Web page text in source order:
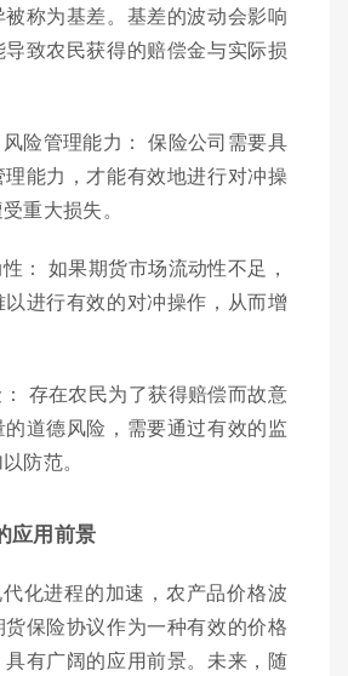
称为基差。基差的波动会影响
致农民获得的赔偿金与实际损
险管理能力： 保险公司需要具
能力，才能有效地进行对冲操
重大损失。
： 如果期货市场流动性不足，
进行有效的对冲操作，从而增
存在农民为了获得赔偿而故意
道德风险，需要通过有效的监
防范。
应用前景
化进程的加速，农产品价格波
保险协议作为一种有效的价格
有广阔的应用前景。未来，随